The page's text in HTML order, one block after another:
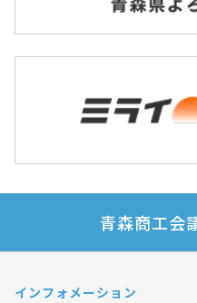
青森商工会
インフォメーション